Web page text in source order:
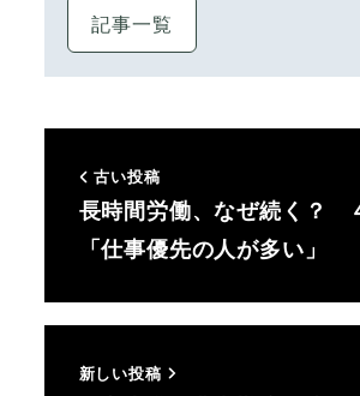
記事一覧
古い投稿
長時間労働、なぜ続く？
「仕事優先の人が多い」
新しい投稿